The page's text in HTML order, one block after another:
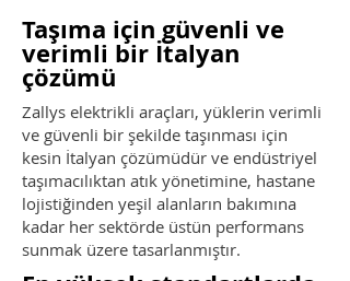
Taşıma için güvenli ve
verimli bir İtalyan
çözümü
Zallys elektrikli araçları, yüklerin verimli
ve güvenli bir şekilde taşınması için
kesin İtalyan çözümüdür ve endüstriyel
taşımacılıktan atık yönetimine, hastane
lojistiğinden yeşil alanların bakımına
kadar her sektörde üstün performans
sunmak üzere tasarlanmıştır.